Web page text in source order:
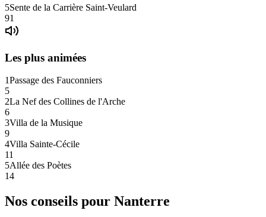
5Sente de la Carrière Saint-Veulard
91
Les plus animées
1Passage des Fauconniers
5
2La Nef des Collines de l'Arche
6
3Villa de la Musique
9
4Villa Sainte-Cécile
11
5Allée des Poètes
14
Nos conseils pour Nanterre